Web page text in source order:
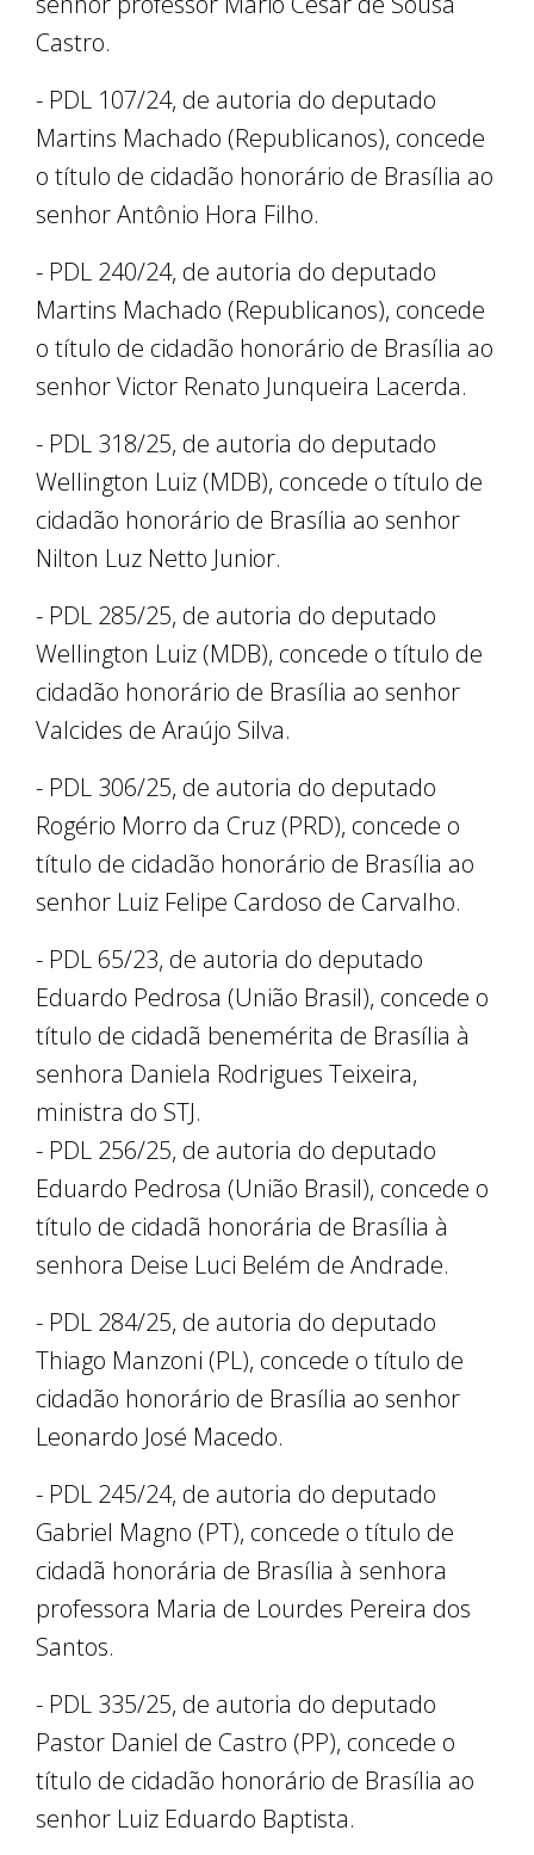
Castro.
- PDL 107/24, de autoria do deputado
Martins Machado (Republicanos), concede
o título de cidadão honorário de Brasília ao
senhor Antônio Hora Filho.
- PDL 240/24, de autoria do deputado
Martins Machado (Republicanos), concede
o título de cidadão honorário de Brasília ao
senhor Victor Renato Junqueira Lacerda.
- PDL 318/25, de autoria do deputado
Wellington Luiz (MDB), concede o título de
cidadão honorário de Brasília ao senhor
Nilton Luz Netto Junior.
- PDL 285/25, de autoria do deputado
Wellington Luiz (MDB), concede o título de
cidadão honorário de Brasília ao senhor
Valcides de Araújo Silva.
- PDL 306/25, de autoria do deputado
Rogério Morro da Cruz (PRD), concede o
título de cidadão honorário de Brasília ao
senhor Luiz Felipe Cardoso de Carvalho.
- PDL 65/23, de autoria do deputado
Eduardo Pedrosa (União Brasil), concede o
título de cidadã benemérita de Brasília à
senhora Daniela Rodrigues Teixeira,
ministra do STJ.
- PDL 256/25, de autoria do deputado
Eduardo Pedrosa (União Brasil), concede o
título de cidadã honorária de Brasília à
senhora Deise Luci Belém de Andrade.
- PDL 284/25, de autoria do deputado
Thiago Manzoni (PL), concede o título de
cidadão honorário de Brasília ao senhor
Leonardo José Macedo.
- PDL 245/24, de autoria do deputado
Gabriel Magno (PT), concede o título de
cidadã honorária de Brasília à senhora
professora Maria de Lourdes Pereira dos
Santos.
- PDL 335/25, de autoria do deputado
Pastor Daniel de Castro (PP), concede o
título de cidadão honorário de Brasília ao
senhor Luiz Eduardo Baptista.